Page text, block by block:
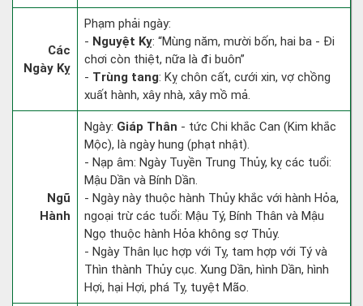
Các
Ngày Kỵ
Phạm phải ngày:
- Nguyệt Kỵ: “Mùng năm, mười bốn, hai ba - Đi
chơi còn thiệt, nữa là đi buôn”
- Trùng tang: Kỵ chôn cất, cưới xin, vợ chồng
xuất hành, xây nhà, xây mồ mả.
Ngũ
Hành
Ngày: Giáp Thân - tức Chi khắc Can (Kim khắc
Mộc), là ngày hung (phạt nhật).
- Nạp âm: Ngày Tuyền Trung Thủy, kỵ các tuổi:
Mậu Dần và Bính Dần.
- Ngày này thuộc hành Thủy khắc với hành Hỏa,
ngoại trừ các tuổi: Mậu Tý, Bính Thân và Mậu
Ngọ thuộc hành Hỏa không sợ Thủy.
- Ngày Thân lục hợp với Tỵ, tam hợp với Tý và
Thìn thành Thủy cục. Xung Dần, hình Dần, hình
Hợi, hại Hợi, phá Tỵ, tuyệt Mão.